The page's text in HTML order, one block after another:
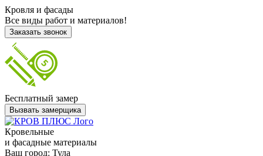
Кровля и фасады
Все виды работ и материалов!
Заказать звонок
Бесплатный замер
Вызвать замерщика
Кровельные
и фасадные материалы
Ваш город: Тула